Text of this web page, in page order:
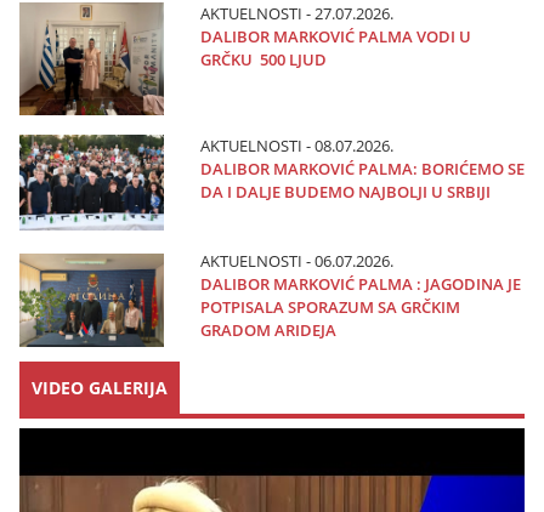
AKTUELNOSTI - 27.07.2026.
DALIBOR MARKOVIĆ PALMA VODI U
GRČKU 500 LJUD
AKTUELNOSTI - 08.07.2026.
DALIBOR MARKOVIĆ PALMA: BORIĆEMO SE
DA I DALJE BUDEMO NAJBOLJI U SRBIJI
AKTUELNOSTI - 06.07.2026.
DALIBOR MARKOVIĆ PALMA : JAGODINA JE
POTPISALA SPORAZUM SA GRČKIM
GRADOM ARIDEJA
VIDEO GALERIJA